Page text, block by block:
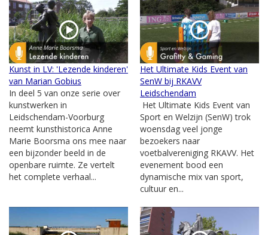
Kunst in LV: 'Lezende kinderen'
van Marian Gobius
In deel 5 van onze serie over
kunstwerken in
Leidschendam-Voorburg
neemt kunsthistorica Anne
Marie Boorsma ons mee naar
een bijzonder beeld in de
openbare ruimte. Ze vertelt
het complete verhaal...
Het Ultimate Kids Event van
SenW bij RKAVV
Leidschendam
Het Ultimate Kids Event van
Sport en Welzijn (SenW) trok
woensdag veel jonge
bezoekers naar
voetbalvereniging RKAVV. Het
evenement bood een
dynamische mix van sport,
cultuur en...